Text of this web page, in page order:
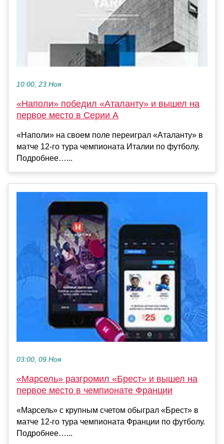
10:00, 23 Ноя
«Наполи» победил «Аталанту» и вышел на
первое место в Серии А
«Наполи» на своем поле переиграл «Аталанту» в
матче 12‑го тура чемпионата Италии по футболу.
Подробнее…...
03:00, 09 Ноя
«Марсель» разгромил «Брест» и вышел на
первое место в чемпионате Франции
«Марсель» с крупным счетом обыграл «Брест» в
матче 12‑го тура чемпионата Франции по футболу.
Подробнее…...